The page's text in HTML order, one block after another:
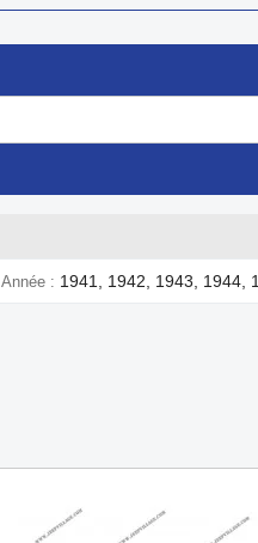
Année 1941, 1942, 1943, 1944,